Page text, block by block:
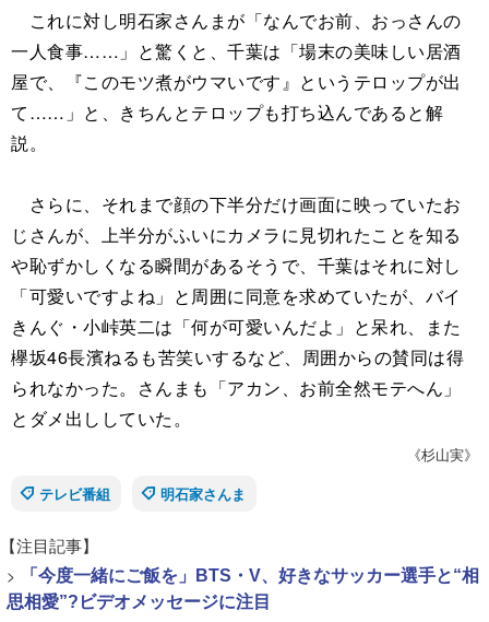
これに対し明石家さんまが「なんでお前、おっさんの
一人食事……」と驚くと、千葉は「場末の美味しい居酒
屋で、『このモツ煮がウマいです』というテロップが出
て……」と、きちんとテロップも打ち込んであると解
説。
さらに、それまで顔の下半分だけ画面に映っていたお
じさんが、上半分がふいにカメラに見切れたことを知る
や恥ずかしくなる瞬間があるそうで、千葉はそれに対し
「可愛いですよね」と周囲に同意を求めていたが、バイ
きんぐ・小峠英二は「何が可愛いんだよ」と呆れ、また
欅坂46長濱ねるも苦笑いするなど、周囲からの賛同は得
られなかった。さんまも「アカン、お前全然モテへん」
とダメ出ししていた。
《杉山実》
テレビ番組
明石家さんま
【注目記事】
>
「今度一緒にご飯を」BTS・V、好きなサッカー選手と“相
思相愛”?ビデオメッセージに注目